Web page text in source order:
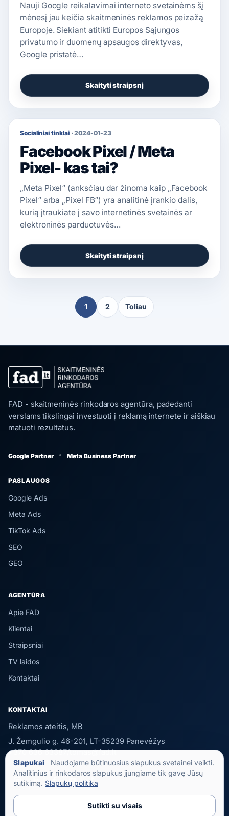
Nauji Google reikalavimai interneto svetainėms šį
mėnesį jau keičia skaitmeninės reklamos peizažą
Europoje. Siekiant atitikti Europos Sąjungos
privatumo ir duomenų apsaugos direktyvas,
Google pristatė…
Skaityti straipsnį
Socialiniai tinklai ·2024-01-23
Facebook Pixel / Meta
Pixel- kas tai?
„Meta Pixel“ (anksčiau dar žinoma kaip „Facebook
Pixel“ arba „Pixel FB“) yra analitinė įrankio dalis,
kurią įtraukiate į savo internetinės svetainės ar
elektroninės parduotuvės…
Skaityti straipsnį
puslapiavimas
1 2 Toliau
FAD - skaitmeninės rinkodaros agentūra, padedanti
verslams tikslingai investuoti į reklamą internete ir aiškiau
matuoti rezultatus.
Google Partner Meta Business Partner
PASLAUGOS
Google Ads
Meta Ads
TikTok Ads
SEO
GEO
AGENTŪRA
Apie FAD
Klientai
Straipsniai
TV laidos
Kontaktai
KONTAKTAI
Reklamos ateitis, MB
J. Žemgulio g. 46-201, LT-35239 Panevėžys
+370 636 63387/tomas@fad.lt
Slapukai
Naudojame būtinuosius slapukus svetainei veikti.
Analitinius ir rinkodaros slapukus įjungiame tik gavę Jūsų
sutikimą. Slapukų politika
Sutikti su visais